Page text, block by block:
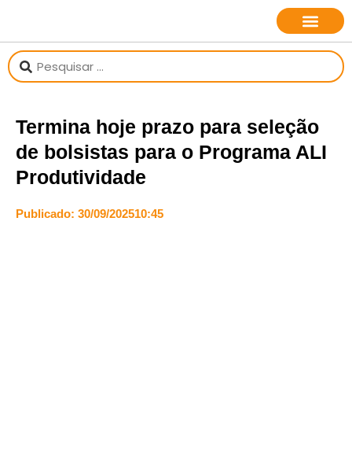
Termina hoje prazo para seleção
de bolsistas para o Programa ALI
Produtividade
Publicado: 30/09/202510:45